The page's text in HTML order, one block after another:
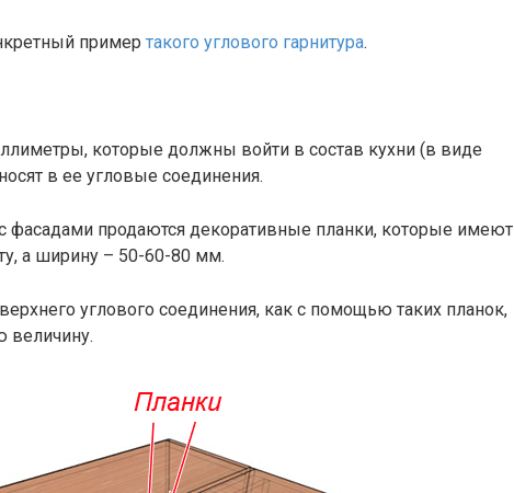
пример такого углового гарнитура.
которые должны войти в состав кухни (в виде
в ее угловые соединения.
фасадами продаются декоративные планки, которые имеют
а ширину – 50-60-80 мм.
углового соединения, как с помощью таких планок,
величину.